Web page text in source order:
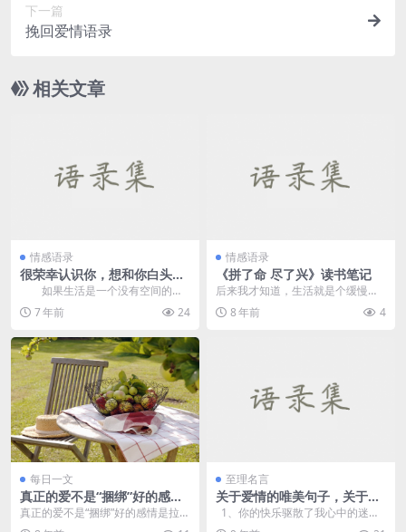
下一篇
挽回爱情语录
相关文章
情感语录
很荣幸认识你，想和你白头到
如果生活是一个没有空间的地
方，那么你就是我在路上找到的最
美丽的风景。 越...
7 年前 24
情感语录
《拼了命 尽了兴》读书笔记
后来我才知道，生活就是个缓慢受
锤的过程，人一天天老下去，奢望
也一天天消失，最后变...
8 年前 4
每日一文
真正的爱不是“捆绑”好的感情
是拉得开却扯不断的
真正的爱不是“捆绑”好的感情是拉得
开却扯不断的。拉得开就是彼此都
至理名言
关于爱情的唯美句子，关于爱
情的个性签名
1、你的快乐驱散了我心中的迷
雾，你的热情拨动了我的心湖。如